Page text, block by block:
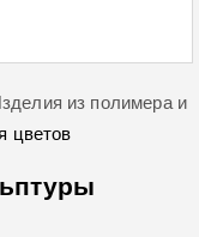
из полимера и
цветов